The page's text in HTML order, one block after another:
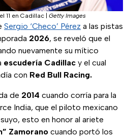
11 en Cadillac Getty Images
Sergio ‘Checo’ Pérez a las pistas
2026, se reveló que el
nuevamente su mítico
escudería Cadillac y el cual
con Red Bull Racing.
de 2014 cuando corría para la
India, que el piloto mexicano
esto en honor al ariete
Zamorano cuando portó los